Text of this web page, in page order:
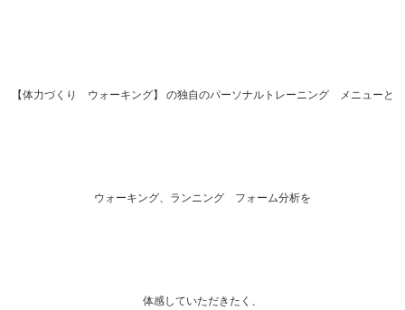
【体力づくり ウォーキング】 の独自のパーソナルトレーニング メニューと
ウォーキング、ランニング フォーム分析を
体感していただきたく、